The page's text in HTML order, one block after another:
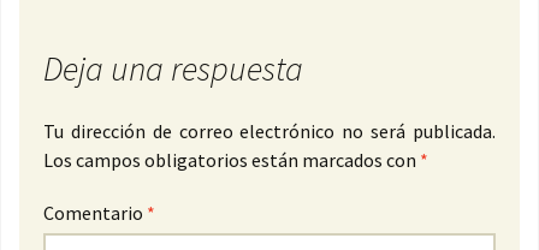
Deja una respuesta
Tu dirección de correo electrónico no será publicada.
Los campos obligatorios están marcados con *
Comentario *